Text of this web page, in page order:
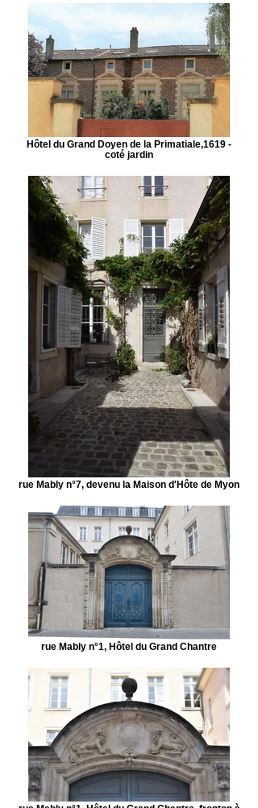
Hôtel du Grand Doyen de la Primatiale,1619 -
coté jardin
rue Mably n°7, devenu la Maison d'Hôte de Myon
rue Mably n°1, Hôtel du Grand Chantre